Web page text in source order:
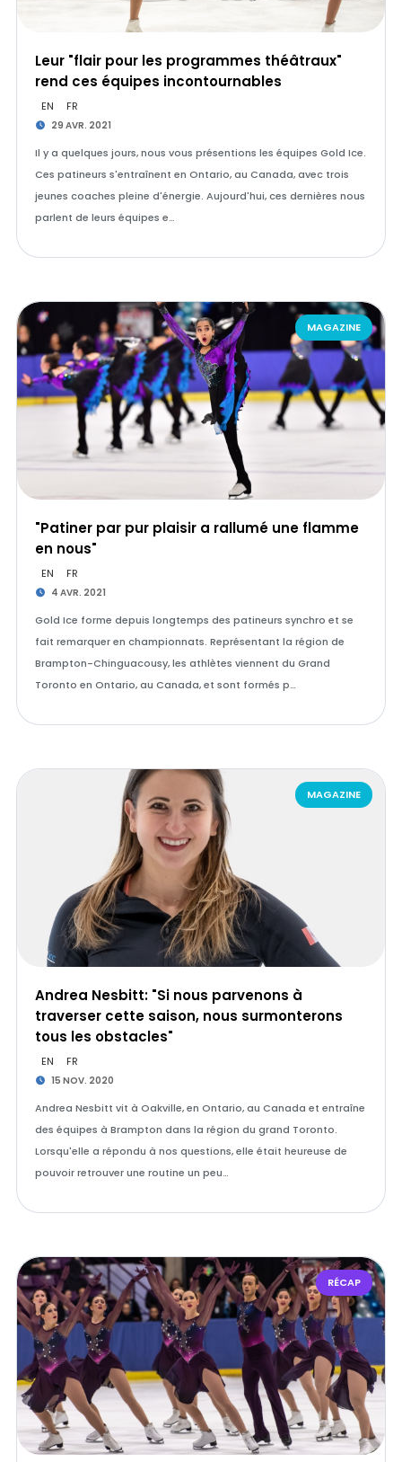
Leur "flair pour les programmes théâtraux"
rend ces équipes incontournables
EN FR
29 AVR. 2021
Il y a quelques jours, nous vous présentions les équipes Gold Ice.
Ces patineurs s'entraînent en Ontario, au Canada, avec trois
jeunes coaches pleine d'énergie. Aujourd'hui, ces dernières nous
parlent de leurs équipes e…
MAGAZINE
"Patiner par pur plaisir a rallumé une flamme
en nous"
EN FR
4 AVR. 2021
Gold Ice forme depuis longtemps des patineurs synchro et se
fait remarquer en championnats. Représentant la région de
Brampton-Chinguacousy, les athlètes viennent du Grand
Toronto en Ontario, au Canada, et sont formés p…
MAGAZINE
Andrea Nesbitt: "Si nous parvenons à
traverser cette saison, nous surmonterons
tous les obstacles"
EN FR
15 NOV. 2020
Andrea Nesbitt vit à Oakville, en Ontario, au Canada et entraîne
des équipes à Brampton dans la région du grand Toronto.
Lorsqu'elle a répondu à nos questions, elle était heureuse de
pouvoir retrouver une routine un peu…
RÉCAP